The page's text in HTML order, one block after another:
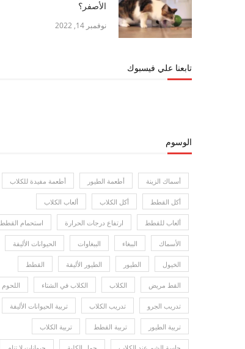
الأصفر؟
نوفمبر 14, 2022
تابعنا علي فيسبوك
الوسوم
أسماك الزينة أطعمة الطيور أطعمة مفيدة للكلاب
أكل القطط أكل الكلاب ألعاب الكلاب
ألعاب للقطط ارتفاع درجات الحرارة استحمام القطط
الأسماك الببغاء الببغاوات الحيوانات الأليفة
الخيول الطيور الطيور الأليفة القطط
القط مريض الكلاب الكلاب في الشتاء اللحوم
تدريب الجرو تدريب الكلاب تربية الحيوانات الأليفة
تربية الطيور تربية القطط تربية الكلاب